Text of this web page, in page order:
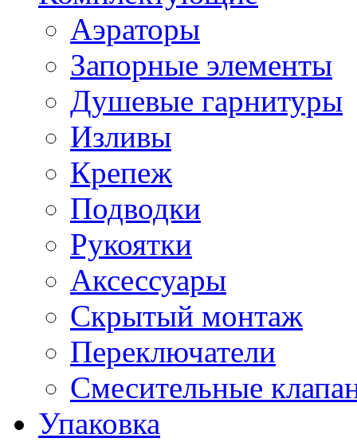
Аэраторы
Запорные элементы
Душевые гарнитуры
Изливы
Крепеж
Подводки
Рукоятки
Аксессуары
Скрытый монтаж
Переключатели
Смесительные
Упаковка